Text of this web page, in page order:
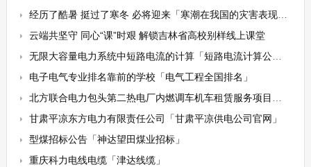
经历了酷暑 挺过了寒冬 必将迎来「寒潮在我国的灾害表现一般有」
云端共坚守 同心“课”时艰 解锁吉林省高校别样线上课堂
无限大容量电力系统中短路电流的计算「短路电流计算公式」
电子电气专业排名靠前的学校「电气工程全国排名」
北方联合电力包头第二热电厂内燃调车机车租赁服务项目招标公告
甘肃平凉东方电力有限责任公司「甘肃平凉供电公司官网」
型煤招标公告「神达望田煤业招标」
重庆科力电线电缆「津达线缆」